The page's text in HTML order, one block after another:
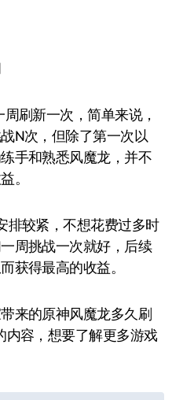
刷新一次，简单来说，
N次，但除了第一次以
手和熟悉风魔龙，并不
。
较紧，不想花费过多时
周挑战一次就好，后续
获得最高的收益。
的原神风魔龙多久刷
容，想要了解更多游戏